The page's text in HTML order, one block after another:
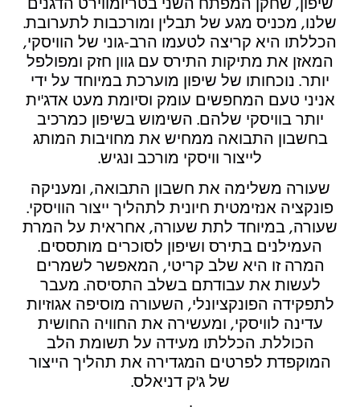
שיפון, שחקן המפתח השני בטריומווירט הדגנים
שלנו, מכניס מגע של תבלין ומורכבות לתערובת.
הכללתו היא קריצה לטעמו הרב-גוני של הוויסקי,
המאזן את מתיקות התירס עם גוון חזק ומפולפל
יותר. נוכחותו של שיפון מוערכת במיוחד על ידי
אניני טעם המחפשים עומק וסיומת מעט אדג'ית
יותר בוויסקי שלהם. השימוש בשיפון כמרכיב
בחשבון התבואה ממחיש את מחויבות המותג
לייצור וויסקי מורכב ונגיש.
שעורה משלימה את חשבון התבואה, ומעניקה
פונקציה אנזימטית חיונית לתהליך ייצור הוויסקי.
שעורה, במיוחד לתת שעורה, אחראית על המרת
העמילנים בתירס ושיפון לסוכרים מותססים.
המרה זו היא שלב קריטי, המאפשר לשמרים
לעשות את עבודתם בשלב התסיסה. מעבר
לתפקידה הפונקציונלי, השעורה מוסיפה אגוזיות
עדינה לוויסקי, ומעשירה את החוויה החושית
הכוללת. הכללתו מעידה על תשומת הלב
המוקפדת לפרטים המגדירה את תהליך הייצור
של ג'ק דניאלס.